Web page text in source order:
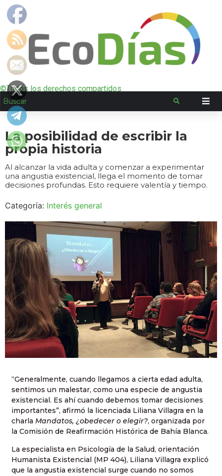
©Todos los derechos compartidos
La posibilidad de escribir la
propia historia
Al alcanzar la vida adulta y comenzar a experimentar
una angustia existencial, llega el momento de tomar
decisiones profundas. Esto requiere valentía y tiempo.
Categoría: Interés general
“Generalmente, cuando llegamos a cierta edad adulta,
sentimos un malestar, como una especie de angustia
existencial. Es ahí cuando debemos tomar decisiones
importantes”, afirmó la licenciada Liliana Villagra en la
charla Mandatos, ¿obedecer o elegir?, organizada por
la Comisión de Reafirmación Histórica de Bahía Blanca.
La especialista en Psicología de la Salud, orientación
Humanista Existencial (MP 404), Liliana Villagra explicó
que la angustia existencial surge cuando no somos